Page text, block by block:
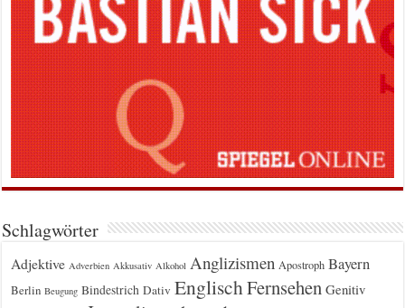
Schlagwörter
Adjektive Adverbien Akkusativ Alkohol Anglizismen Apostroph Bayern
Berlin Beugung Bindestrich Dativ EnglischFernsehen Genitiv